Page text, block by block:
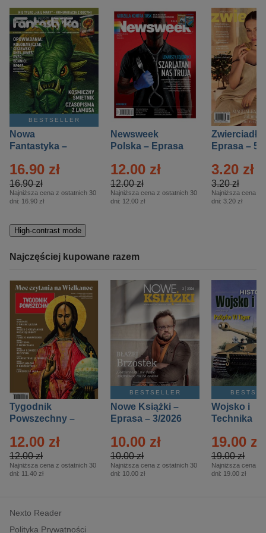
BESTSELLER
Nowa
Fantastyka –
16.90 zł
16.90 zł
Najniższa cena z ostatnich 30
dni: 16.90 zł
Newsweek
Polska – Eprasa
12.00 zł
12.00 zł
Najniższa cena z ostatnich 30
dni: 12.00 zł
Zwierciadło
Eprasa – 5/
3.20 zł
3.20 zł
Najniższa cena z
dni: 3.20 zł
High-contrast mode
Najczęściej kupowane razem
Tygodnik
Powszechny –
12.00 zł
12.00 zł
Najniższa cena z ostatnich 30
dni: 11.40 zł
BESTSELLER
Nowe Książki –
Eprasa – 3/2026
10.00 zł
10.00 zł
Najniższa cena z ostatnich 30
dni: 10.00 zł
Wojsko i
Technika
– 2/2026
19.00 zł
19.00 zł
Najniższa cena z
dni: 19.00 zł
Nexto Reader
Polityka Prywatności